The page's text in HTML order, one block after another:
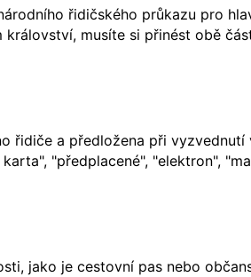
řidičského průkazu pro
musíte si přinést obě
řidiče a předložena při
"předplacené", "elektron",
jako je cestovní pas nebo